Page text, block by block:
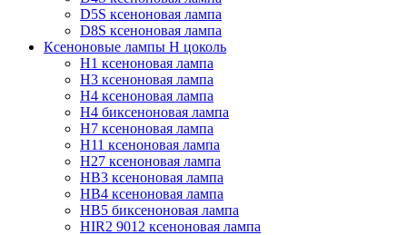
D5S ксеноновая лампа
D8S ксеноновая лампа
Ксеноновые лампы Н цоколь
H1 ксеноновая лампа
H3 ксеноновая лампа
H4 ксеноновая лампа
H4 биксеноновая лампа
H7 ксеноновая лампа
H11 ксеноновая лампа
H27 ксеноновая лампа
HB3 ксеноновая лампа
HB4 ксеноновая лампа
HB5 биксеноновая лампа
HIR2 9012 ксеноновая лампа